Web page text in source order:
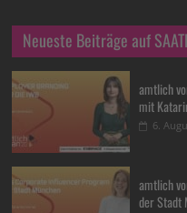
Neueste Beiträge auf
amtlich
mit
6.
amtlich
der Stadt